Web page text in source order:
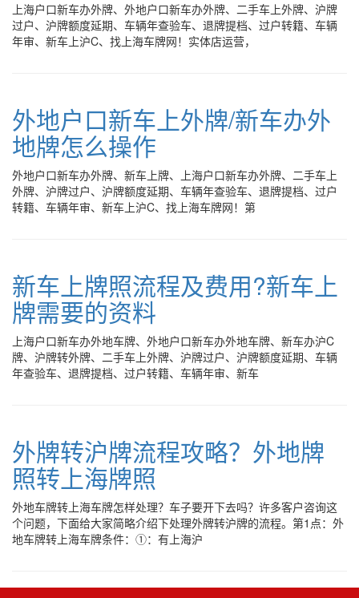
上海户口新车办外牌、外地户口新车办外牌、二手车上外牌、沪牌
过户、沪牌额度延期、车辆年查验车、退牌提档、过户转籍、车辆
年审、新车上沪C、找上海车牌网！实体店运营，
外地户口新车上外牌/新车办外
地牌怎么操作
外地户口新车办外牌、新车上牌、上海户口新车办外牌、二手车上
外牌、沪牌过户、沪牌额度延期、车辆年查验车、退牌提档、过户
转籍、车辆年审、新车上沪C、找上海车牌网！第
新车上牌照流程及费用?新车上
牌需要的资料
上海户口新车办外地车牌、外地户口新车办外地车牌、新车办沪C
牌、沪牌转外牌、二手车上外牌、沪牌过户、沪牌额度延期、车辆
年查验车、退牌提档、过户转籍、车辆年审、新车
外牌转沪牌流程攻略？外地牌
照转上海牌照
外地车牌转上海车牌怎样处理？车子要开下去吗？许多客户咨询这
个问题，下面给大家简略介绍下处理外牌转沪牌的流程。第1点：外
地车牌转上海车牌条件：①：有上海沪